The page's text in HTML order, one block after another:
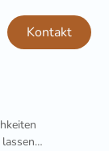
Kontakt
lassen…